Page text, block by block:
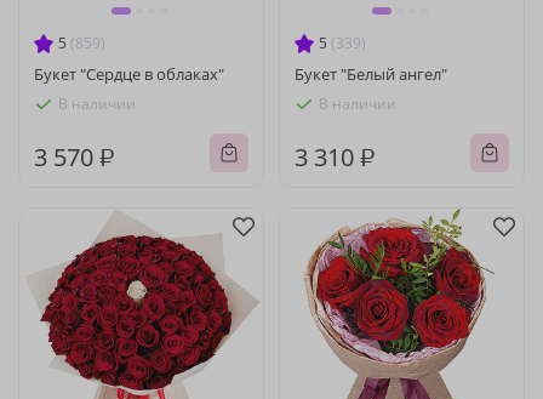
5 (859)
Букет "Сердце в облаках"
В наличии
3 570 ₽
5 (339)
Букет "Белый ангел"
В наличии
3 310 ₽